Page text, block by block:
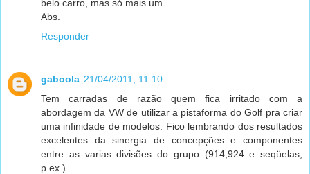
belo carro, mas só mais um.
Abs.
Responder
gaboola 21/04/2011, 11:10
Tem carradas de razão quem fica irritado com a
abordagem da VW de utilizar a pistaforma do Golf pra criar
uma infinidade de modelos. Fico lembrando dos resultados
excelentes da sinergia de concepções e componentes
entre as varias divisões do grupo (914,924 e seqüelas,
p.ex.).